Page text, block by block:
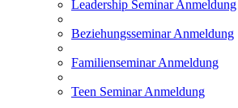
Leadership Seminar Anmeldung
Beziehungsseminar Anmeldung
Familienseminar Anmeldung
Teen Seminar Anmeldung